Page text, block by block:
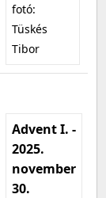
fotó:
Tüskés
Tibor
Advent I. -
2025.
november
30.